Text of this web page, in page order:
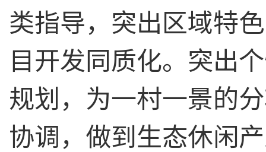
类指导，突出区域特
目开发同质化。突出
规划，为一村一景的
协调，做到生态休闲